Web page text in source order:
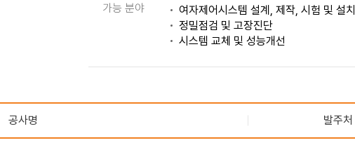
가능 분야
여자제어시스템 설계, 제작, 시험 및 설치
정밀점검 및 고장진단
시스템 교체 및 성능개선
공사명 발주처